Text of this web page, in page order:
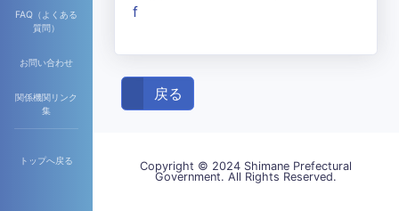
FAQ（よくある
質問）
お問い合わせ
関係機関リンク
集
トップへ戻る
f
戻る
Copyright © 2024 Shimane Prefectural
Government. All Rights Reserved.